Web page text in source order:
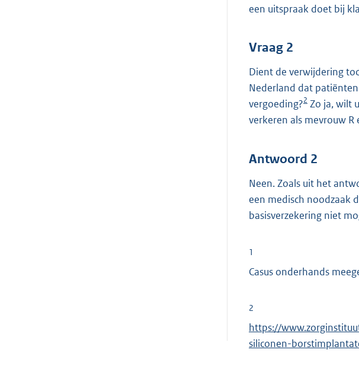
een uitspraak doet bij
Vraag 2
Dient de verwijdering
Nederland dat
vergoeding?2 Zo ja, wilt
verkeren als mevrouw
Antwoord 2
Neen. Zoals uit het
een medisch noodzaak
basisverzekering niet
1
Casus onderhands
2
E
x
https://
siliconen-